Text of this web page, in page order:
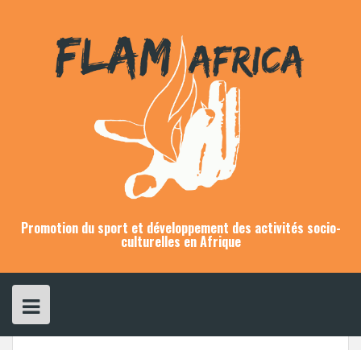
Promotion du sport et développement des activités socio-
culturelles en Afrique